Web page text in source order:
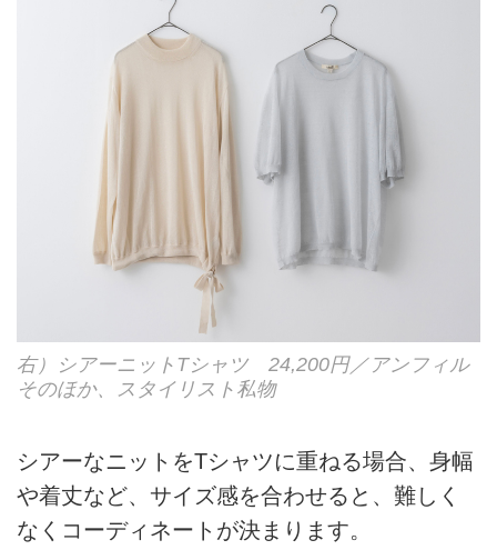
右）シアーニットTシャツ 24,200円／アンフィル
そのほか、スタイリスト私物
シアーなニットをTシャツに重ねる場合、身幅
や着丈など、サイズ感を合わせると、難しく
なくコーディネートが決まります。